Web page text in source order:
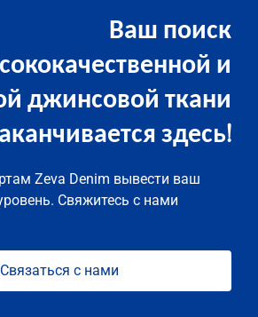
Ваш поиск
и
джинсовой ткани
здесь!
Zeva Denim вывести ваш
Свяжитесь с нами
Связаться с нами